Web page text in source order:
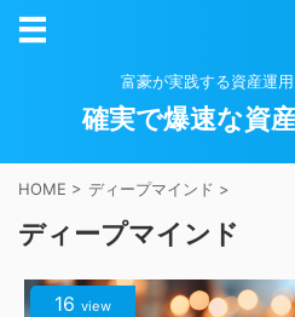
富豪が実践する資産運
確実で爆速な資
HOME > ディープマインド >
ディープマインド
16 view